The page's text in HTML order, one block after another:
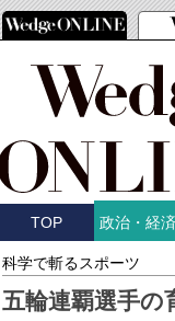
TOP 政治・経済
科学で斬るスポーツ
五輪連覇選手の